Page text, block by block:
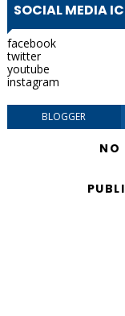
SOCIAL MEDIA
facebook
twitter
youtube
instagram
BLOGGER
NO